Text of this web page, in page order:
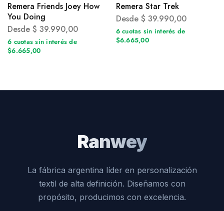
Remera Friends Joey How
You Doing
Desde $ 39.990,00
6 cuotas sin interés de
$6.665,00
Remera Star Trek
Desde $ 39.990,00
6 cuotas sin interés de
$6.665,00
Ranwey
La fábrica argentina líder en personalización
textil de alta definición. Diseñamos con
propósito, producimos con excelencia.